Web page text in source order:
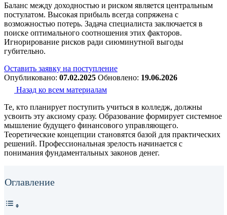
Баланс между доходностью и риском является центральным
постулатом. Высокая прибыль всегда сопряжена с
возможностью потерь. Задача специалиста заключается в
поиске оптимального соотношения этих факторов.
Игнорирование рисков ради сиюминутной выгоды
губительно.
Оставить заявку на поступление
Опубликовано: 07.02.2025 Обновлено: 19.06.2026
Назад ко всем материалам
Те, кто планирует поступить учиться в колледж, должны
усвоить эту аксиому сразу. Образование формирует системное
мышление будущего финансового управляющего.
Теоретические концепции становятся базой для практических
решений. Профессиональная зрелость начинается с
понимания фундаментальных законов денег.
Оглавление